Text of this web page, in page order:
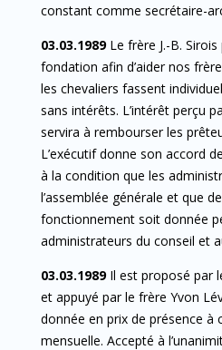
constant comme secrétaire-
03.03.1989Le frère J.-B.
fondation afin d’aider nos
les chevaliers fassent
sans intérêts. L’intérêt perçu
servira à rembourser les
L’exécutif donne son accord
à la condition que les
l’assemblée générale et que
fonctionnement soit donnée
administrateurs du conseil et
03.03.1989Il est proposé par
et appuyé par le frère Yvon
donnée en prix de présence à
mensuelle. Accepté à